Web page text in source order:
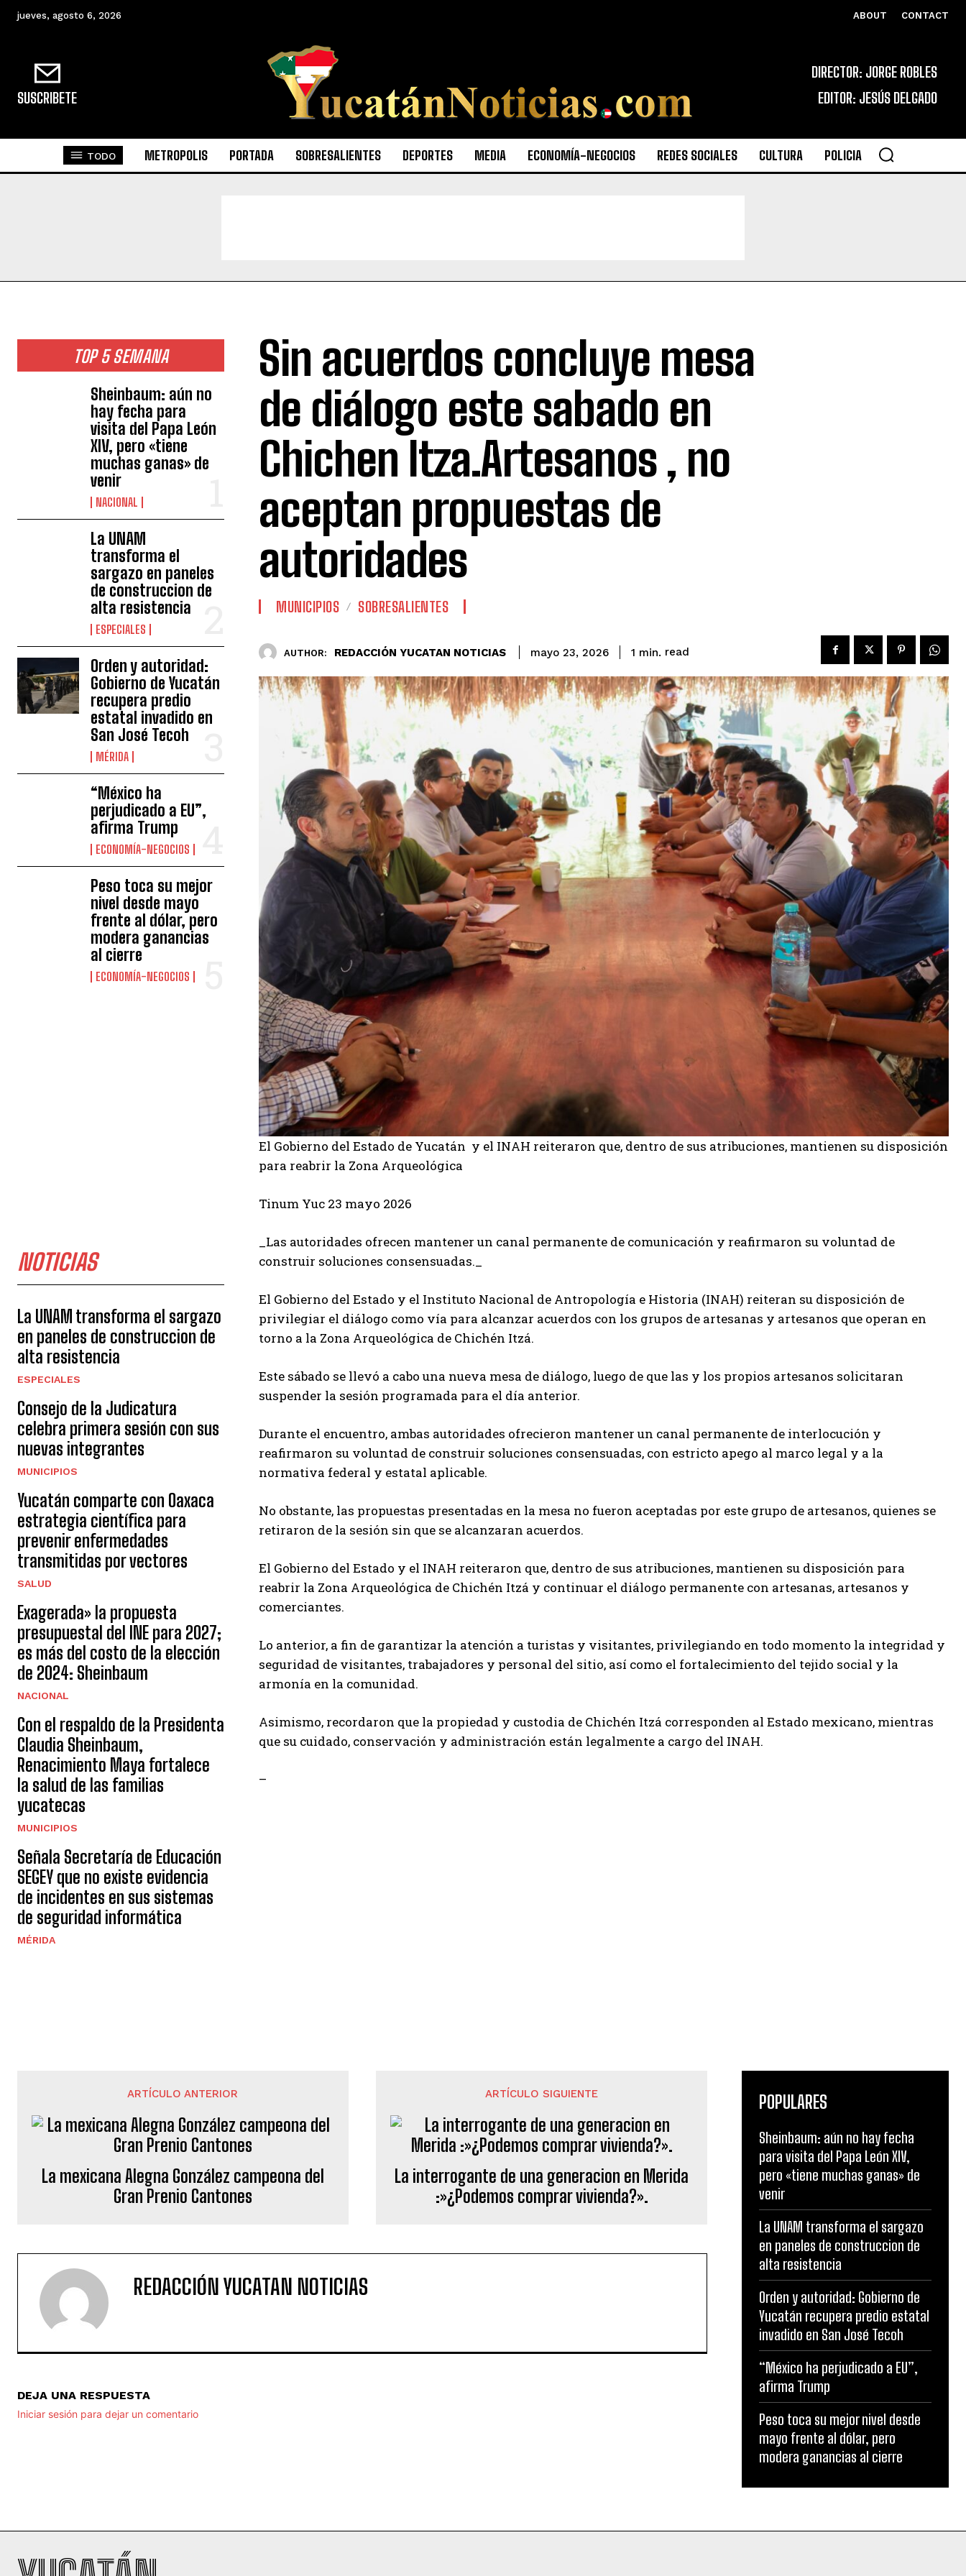
jueves, agosto 6, 2026 ABOUT CONTACT
SUSCRIBETE
DIRECTOR: JORGE ROBLES
EDITOR: JESÚS DELGADO
TODO METROPOLIS PORTADA SOBRESALIENTES DEPORTES MEDIA ECONOMÍA-NEGOCIOS REDES SOCIALES CULTURA POLICIA
TOP 5 SEMANA
Sheinbaum: aún no
hay fecha para
visita del Papa León
XIV, pero «tiene
muchas ganas» de
venir
NACIONAL
La UNAM
transforma el
sargazo en paneles
de construccion de
alta resistencia
ESPECIALES
Orden y autoridad:
Gobierno de Yucatán
recupera predio
estatal invadido en
San José Tecoh
MÉRIDA
“México ha
perjudicado a EU”,
afirma Trump
ECONOMÍA-NEGOCIOS
Peso toca su mejor
nivel desde mayo
frente al dólar, pero
modera ganancias
al cierre
ECONOMÍA-NEGOCIOS
NOTICIAS
La UNAM transforma el sargazo
en paneles de construccion de
alta resistencia
ESPECIALES
Consejo de la Judicatura
celebra primera sesión con sus
nuevas integrantes
MUNICIPIOS
Yucatán comparte con Oaxaca
estrategia científica para
prevenir enfermedades
transmitidas por vectores
SALUD
Exagerada» la propuesta
presupuestal del INE para 2027;
es más del costo de la elección
de 2024: Sheinbaum
NACIONAL
Con el respaldo de la Presidenta
Claudia Sheinbaum,
Renacimiento Maya fortalece
la salud de las familias
yucatecas
MUNICIPIOS
Señala Secretaría de Educación
SEGEY que no existe evidencia
de incidentes en sus sistemas
de seguridad informática
MÉRIDA
Sin acuerdos concluye mesa
de diálogo este sabado en
Chichen Itza.Artesanos , no
aceptan propuestas de
autoridades
MUNICIPIOS SOBRESALIENTES
AUTHOR: REDACCIÓN YUCATAN NOTICIAS mayo 23, 2026 1 min. read
El Gobierno del Estado de Yucatán y el INAH reiteraron que, dentro de sus atribuciones, mantienen su disposición
para reabrir la Zona Arqueológica
Tinum Yuc 23 mayo 2026
_Las autoridades ofrecen mantener un canal permanente de comunicación y reafirmaron su voluntad de
construir soluciones consensuadas._
El Gobierno del Estado y el Instituto Nacional de Antropología e Historia (INAH) reiteran su disposición de
privilegiar el diálogo como vía para alcanzar acuerdos con los grupos de artesanas y artesanos que operan en
torno a la Zona Arqueológica de Chichén Itzá.
Este sábado se llevó a cabo una nueva mesa de diálogo, luego de que las y los propios artesanos solicitaran
suspender la sesión programada para el día anterior.
Durante el encuentro, ambas autoridades ofrecieron mantener un canal permanente de interlocución y
reafirmaron su voluntad de construir soluciones consensuadas, con estricto apego al marco legal y a la
normativa federal y estatal aplicable.
No obstante, las propuestas presentadas en la mesa no fueron aceptadas por este grupo de artesanos, quienes se
retiraron de la sesión sin que se alcanzaran acuerdos.
El Gobierno del Estado y el INAH reiteraron que, dentro de sus atribuciones, mantienen su disposición para
reabrir la Zona Arqueológica de Chichén Itzá y continuar el diálogo permanente con artesanas, artesanos y
comerciantes.
Lo anterior, a fin de garantizar la atención a turistas y visitantes, privilegiando en todo momento la integridad y
seguridad de visitantes, trabajadores y personal del sitio, así como el fortalecimiento del tejido social y la
armonía en la comunidad.
Asimismo, recordaron que la propiedad y custodia de Chichén Itzá corresponden al Estado mexicano, mientras
que su cuidado, conservación y administración están legalmente a cargo del INAH.
–
ARTÍCULO ANTERIOR
La mexicana Alegna González campeona del
Gran Prenio Cantones
ARTÍCULO SIGUIENTE
La interrogante de una generacion en Merida
:»¿Podemos comprar vivienda?».
REDACCIÓN YUCATAN NOTICIAS
DEJA UNA RESPUESTA
Iniciar sesión para dejar un comentario
POPULARES
Sheinbaum: aún no hay fecha
para visita del Papa León XIV,
pero «tiene muchas ganas» de
venir
La UNAM transforma el sargazo
en paneles de construccion de
alta resistencia
Orden y autoridad: Gobierno de
Yucatán recupera predio estatal
invadido en San José Tecoh
“México ha perjudicado a EU”,
afirma Trump
Peso toca su mejor nivel desde
mayo frente al dólar, pero
modera ganancias al cierre